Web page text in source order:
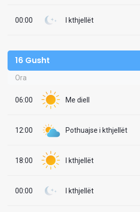
00:00 I kthjellët
16 Gusht
Ora
06:00 Me diell
12:00 Pothuajse i kthjellët
18:00 I kthjellët
00:00 I kthjellët